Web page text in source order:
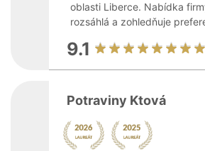
oblasti Liberce. Nabídka
rozsáhlá a zohledňuje
9.1
Potraviny Ktová